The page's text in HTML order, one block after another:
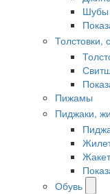
Шубы
Толстовки,
Пижамы
Пиджаки,
Обувь